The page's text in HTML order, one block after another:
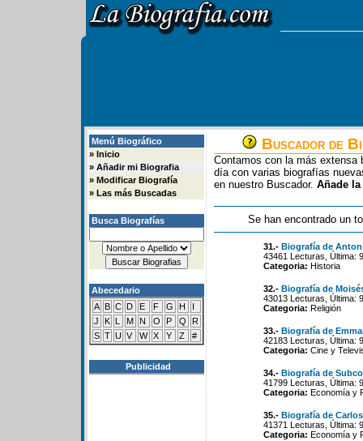
Menú Biográfico
» Inicio
» Añadir mi Biografia
» Modificar Biografía
» Las más Buscadas
Busca Biografías
Abecedario
A B C D E F G H
I
J
K L M N O P Q
R
S T U V W X Y Z #
Publicidad
Buscador de
Contamos con la más extensa
día con varias biografías
en nuestro Buscador. Añade
Se han encontrado un
31.- Biografía de
43461 Lecturas, Última:
Categoria: Historia
32.- Biografía de
43013 Lecturas, Última:
Categoria: Religión
33.- Biografía de
42183 Lecturas, Última:
Categoria: Cine y
34.- Biografía de
41799 Lecturas, Última:
Categoria: Economía y
35.- Biografía de
41371 Lecturas, Última:
Categoria: Economía y